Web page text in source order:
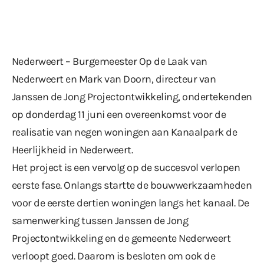
Nederweert – Burgemeester Op de Laak van
Nederweert en Mark van Doorn, directeur van
Janssen de Jong Projectontwikkeling, ondertekenden
op donderdag 11 juni een overeenkomst voor de
realisatie van negen woningen aan Kanaalpark de
Heerlijkheid in Nederweert.
Het project is een vervolg op de succesvol verlopen
eerste fase. Onlangs startte de bouwwerkzaamheden
voor de eerste dertien woningen langs het kanaal. De
samenwerking tussen Janssen de Jong
Projectontwikkeling en de gemeente Nederweert
verloopt goed. Daarom is besloten om ook de